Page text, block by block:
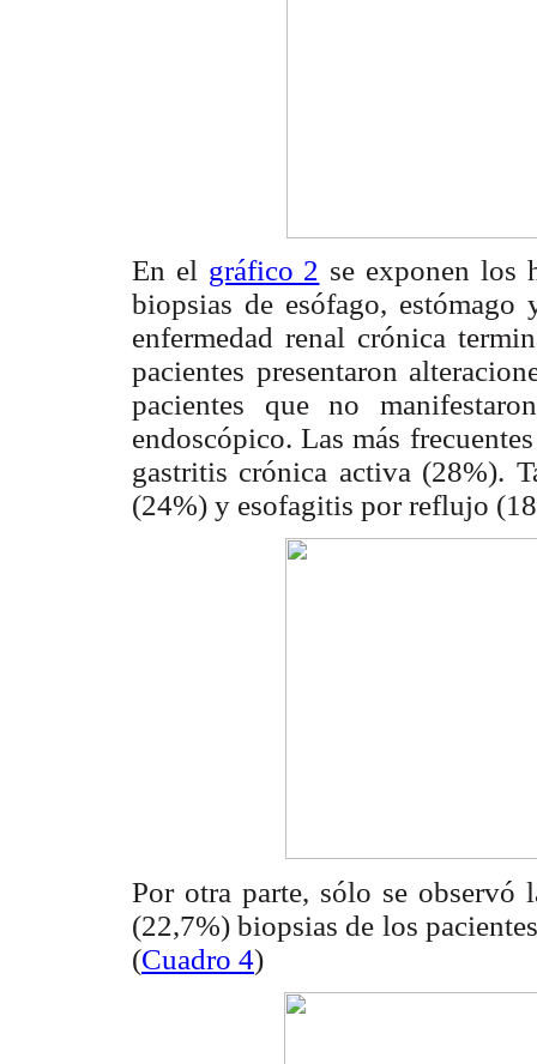
En el gráfico 2 se exponen los
biopsias de esófago,
enfermedad renal crónica
pacientes presentaron
pacientes que no
endoscópico. Las más
gastritis crónica activa (28%).
(24%) y esofagitis por reflujo
Por otra parte, sólo se observó
(22,7%) biopsias de los
(Cuadro 4)